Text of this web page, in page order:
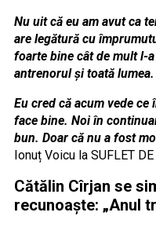
Nu uit că eu am avut ca
are legătură cu
foarte bine cât de mult l-
antrenorul și toată lumea.
Eu cred că acum vede
face bine. Noi în
bun. Doar că nu a fost
Ionuț Voicu la SUFLET
Cătălin Cîrjan se
recunoaște: „Anul